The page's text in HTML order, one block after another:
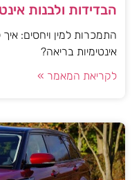
הבדידות ולבנות
התמכרות למין ויחסים:
אינטימיות בריאה?
לקריאת המאמר »